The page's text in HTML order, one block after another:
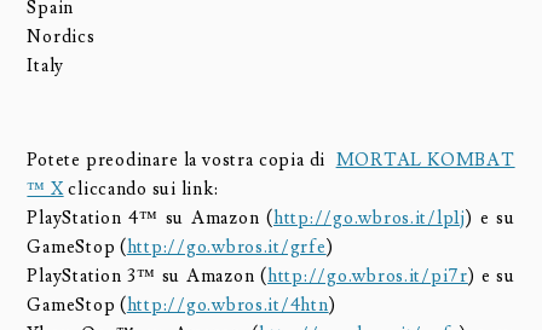
Spain
Nordics
Italy
Potete preodinare la vostra copia di MORTAL KOMBAT
™ Xcliccando sui link:
PlayStation 4™ su Amazon (http://go.wbros.it/lp1j) e su
GameStop (http://go.wbros.it/grfe)
PlayStation 3™ su Amazon (http://go.wbros.it/pi7r) e su
GameStop (http://go.wbros.it/4htn)